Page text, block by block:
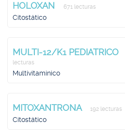
HOLOXAN 671 lecturas
Citostático
MULTI-12/K1 PEDIATRICO
lecturas
Multivitaminico
MITOXANTRONA 192 lecturas
Citostático